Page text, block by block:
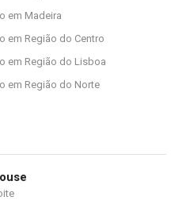
em Madeira
em Região do Centro
em Região do Lisboa
em Região do Norte